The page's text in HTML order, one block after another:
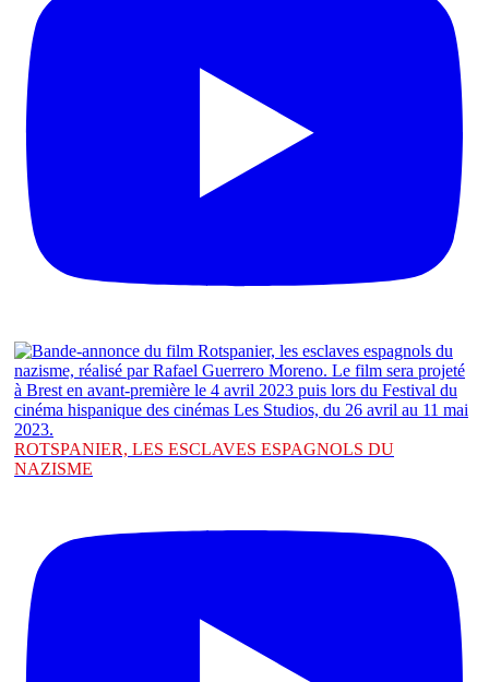
ROTSPANIER, LES ESCLAVES ESPAGNOLS DU
NAZISME